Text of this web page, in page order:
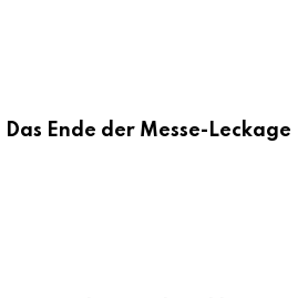
Das Ende der Messe-Leckage